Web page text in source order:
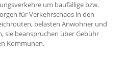
um baufällige bzw.
für Verkehrschaos in den
belasten Anwohner und
sie beanspruchen über Gebühr
Kommunen.